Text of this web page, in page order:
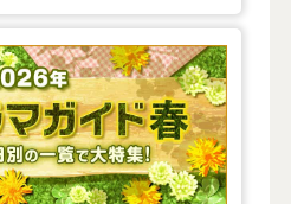
マガイド